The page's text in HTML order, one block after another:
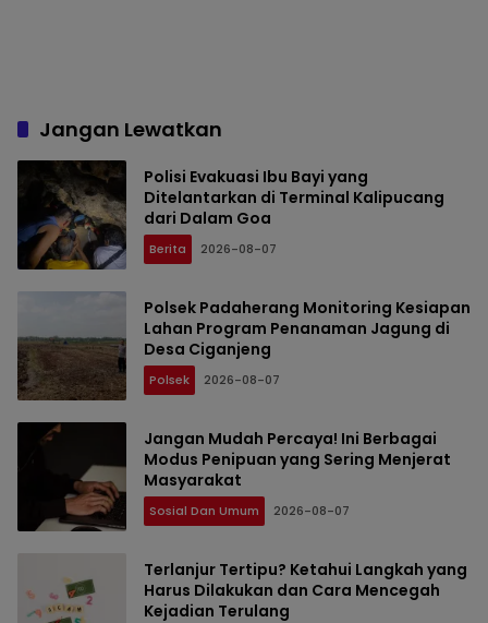
Jangan Lewatkan
Polisi Evakuasi Ibu Bayi yang
Ditelantarkan di Terminal Kalipucang
dari Dalam Goa
Berita 2026-08-07
Polsek Padaherang Monitoring Kesiapan
Lahan Program Penanaman Jagung di
Desa Ciganjeng
Polsek 2026-08-07
Jangan Mudah Percaya! Ini Berbagai
Modus Penipuan yang Sering Menjerat
Masyarakat
Sosial Dan Umum 2026-08-07
Terlanjur Tertipu? Ketahui Langkah yang
Harus Dilakukan dan Cara Mencegah
Kejadian Terulang